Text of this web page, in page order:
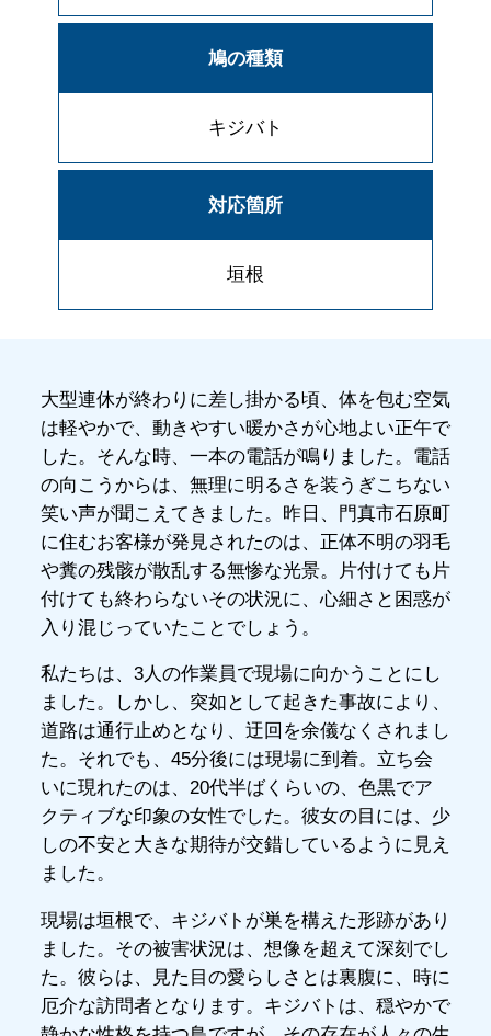
鳩の種類
キジバト
対応箇所
垣根
大型連休が終わりに差し掛かる頃、体を包む空気
は軽やかで、動きやすい暖かさが心地よい正午で
した。そんな時、一本の電話が鳴りました。電話
の向こうからは、無理に明るさを装うぎこちない
笑い声が聞こえてきました。昨日、門真市石原町
に住むお客様が発見されたのは、正体不明の羽毛
や糞の残骸が散乱する無惨な光景。片付けても片
付けても終わらないその状況に、心細さと困惑が
入り混じっていたことでしょう。
私たちは、3人の作業員で現場に向かうことにし
ました。しかし、突如として起きた事故により、
道路は通行止めとなり、迂回を余儀なくされまし
た。それでも、45分後には現場に到着。立ち会
いに現れたのは、20代半ばくらいの、色黒でア
クティブな印象の女性でした。彼女の目には、少
しの不安と大きな期待が交錯しているように見え
ました。
現場は垣根で、キジバトが巣を構えた形跡があり
ました。その被害状況は、想像を超えて深刻でし
た。彼らは、見た目の愛らしさとは裏腹に、時に
厄介な訪問者となります。キジバトは、穏やかで